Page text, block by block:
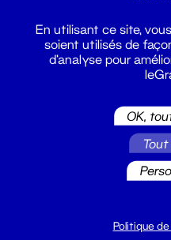
Du lundi au vendredi 14h →
En utilisant ce site,
soient utilisés de
d'analyse pour
OK,
Politique